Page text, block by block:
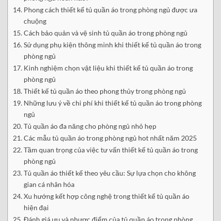
Phong cách thiết kế tủ quần áo trong phòng ngủ được ưa
chuộng
Cách bảo quản và vệ sinh tủ quần áo trong phòng ngủ
Sử dụng phụ kiện thông minh khi thiết kế tủ quần áo trong
phòng ngủ
Kinh nghiệm chọn vật liệu khi thiết kế tủ quần áo trong
phòng ngủ
Thiết kế tủ quần áo theo phong thủy trong phòng ngủ
Những lưu ý về chi phí khi thiết kế tủ quần áo trong phòng
ngủ
Tủ quần áo đa năng cho phòng ngủ nhỏ hẹp
Các mẫu tủ quần áo trong phòng ngủ hot nhất năm 2025
Tầm quan trọng của việc tư vấn thiết kế tủ quần áo trong
phòng ngủ
Tủ quần áo thiết kế theo yêu cầu: Sự lựa chọn cho không
gian cá nhân hóa
Xu hướng kết hợp công nghệ trong thiết kế tủ quần áo
hiện đại
Đánh giá ưu và nhược điểm của tủ quần áo trong phòng